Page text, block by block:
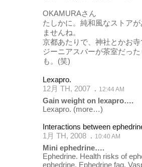
OKAMURAさん
たしかに。純和風なストア
ませんね。
京都あたりで、神社とかお寺
ジーニアスバーが茶室だっ
も。(笑)
Lexapro.
12月 TH, 2007
12:44 AM
Gain weight on lexapro….
Lexapro. (more…)
Interactions between
1月 TH, 2008
10:40 AM
Mini ephedrine….
Ephedrine. Health risks of
ephedrine. Ephedrine faq.